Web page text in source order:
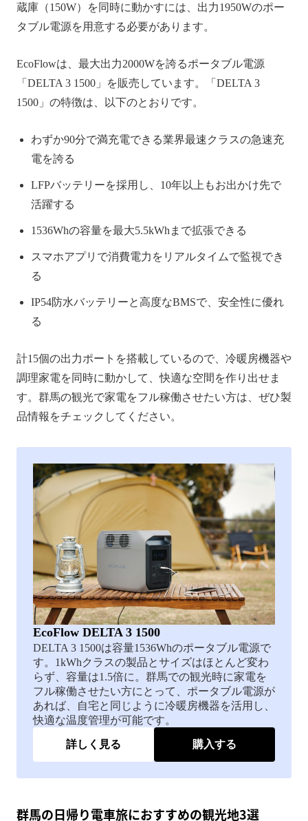
蔵庫（150W）を同時に動かすには、出力1950Wのポー
タブル電源を用意する必要があります。
EcoFlowは、最大出力2000Wを誇るポータブル電源
「DELTA 3 1500」を販売しています。「DELTA 3
1500」の特徴は、以下のとおりです。
わずか90分で満充電できる業界最速クラスの急速充
電を誇る
LFPバッテリーを採用し、10年以上もお出かけ先で
活躍する
1536Whの容量を最大5.5kWhまで拡張できる
スマホアプリで消費電力をリアルタイムで監視でき
る
IP54防水バッテリーと高度なBMSで、安全性に優れ
る
計15個の出力ポートを搭載しているので、冷暖房機器や
調理家電を同時に動かして、快適な空間を作り出せま
す。群馬の観光で家電をフル稼働させたい方は、ぜひ製
品情報をチェックしてください。
EcoFlow DELTA 3 1500
DELTA 3 1500は容量1536Whのポータブル電源で
す。1kWhクラスの製品とサイズはほとんど変わ
らず、容量は1.5倍に。群馬での観光時に家電を
フル稼働させたい方にとって、ポータブル電源が
あれば、自宅と同じように冷暖房機器を活用し、
快適な温度管理が可能です。
詳しく見る 購入する
群馬の日帰り電車旅におすすめの観光地3選